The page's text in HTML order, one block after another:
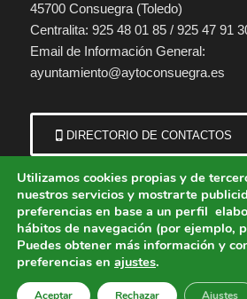
45700 Consuegra (Toledo)
Centralita: 925 48 01 85 / 925 47 91
Email de Información General:
ayuntamiento@aytoconsuegra.es
DIRECTORIO DE CONTACTOS
© Copyright - Ayuntamiento de Consuegra
Utilizamos cookies propias y de
nuestros servicios y mostrarte
preferencias en base a un perfil
hábitos de navegación (por ejemplo,
Puedes obtener más información y
preferencias en ajustes.
Aceptar Rechazar Ajustes